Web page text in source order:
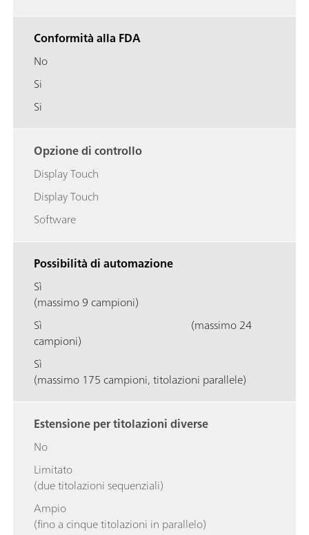
Conformità alla FDA
No
Si
Si
Opzione di controllo
Display Touch
Display Touch
Software
Possibilità di automazione
Sì
(massimo 9 campioni)
Sì (massimo 24
campioni)
Sì
(massimo 175 campioni, titolazioni parallele)
Estensione per titolazioni diverse
No
Limitato
(due titolazioni sequenziali)
Ampio
(fino a cinque titolazioni in parallelo)